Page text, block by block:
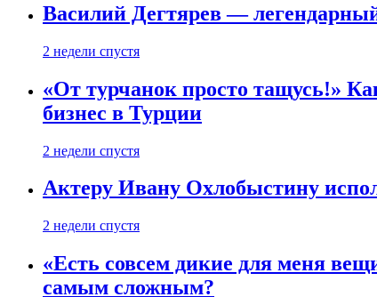
Василий Дегтярев —
2 недели спустя
«От турчанок просто тащусь!»
бизнес в Турции
2 недели спустя
Актеру Ивану Охлобыстину
2 недели спустя
«Есть совсем дикие для меня
самым сложным?